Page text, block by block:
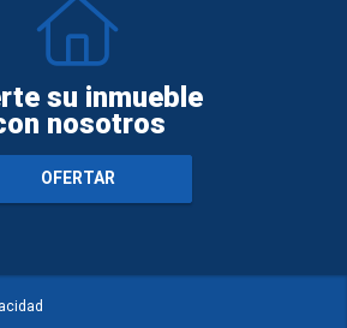
su inmueble
nosotros
OFERTAR